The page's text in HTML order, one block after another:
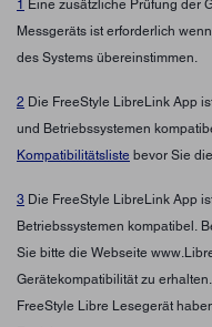
1 Eine zusätzliche Prüfung der
Messgeräts ist erforderlich
des Systems übereinstimmen.
2 Die FreeStyle LibreLink App
und Betriebssystemen
Kompatibilitätsliste bevor Sie
3 Die FreeStyle LibreLink App
Betriebssystemen kompatibel.
Sie bitte die Webseite
Gerätekompatibilität zu
FreeStyle Libre Lesegerät